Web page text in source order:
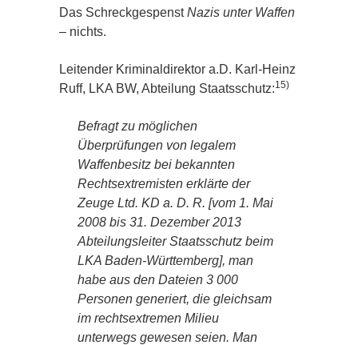
Das SchreckgespenstNazis unter Waffen
– nichts.
Leitender Kriminaldirektor a.D. Karl-Heinz
Ruff, LKA BW, Abteilung Staatsschutz:15)
Befragt zu möglichen
Überprüfungen von legalem
Waffenbesitz bei bekannten
Rechtsextremisten erklärte der
Zeuge Ltd. KD a. D. R. [vom 1. Mai
2008 bis 31. Dezember 2013
Abteilungsleiter Staatsschutz beim
LKA Baden-Württemberg], man
habe aus den Dateien 3 000
Personen generiert, die gleichsam
im rechtsextremen Milieu
unterwegs gewesen seien. Man